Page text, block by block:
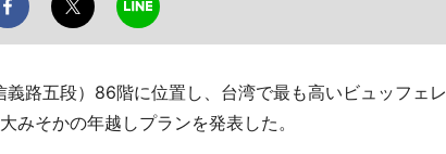
路五段）86階に位置し、台湾で最も高いビュッフェレ
そかの年越しプランを発表した。